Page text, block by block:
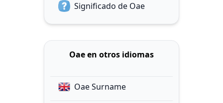
Significado de Oae
Oae en otros idiomas
Oae Surname